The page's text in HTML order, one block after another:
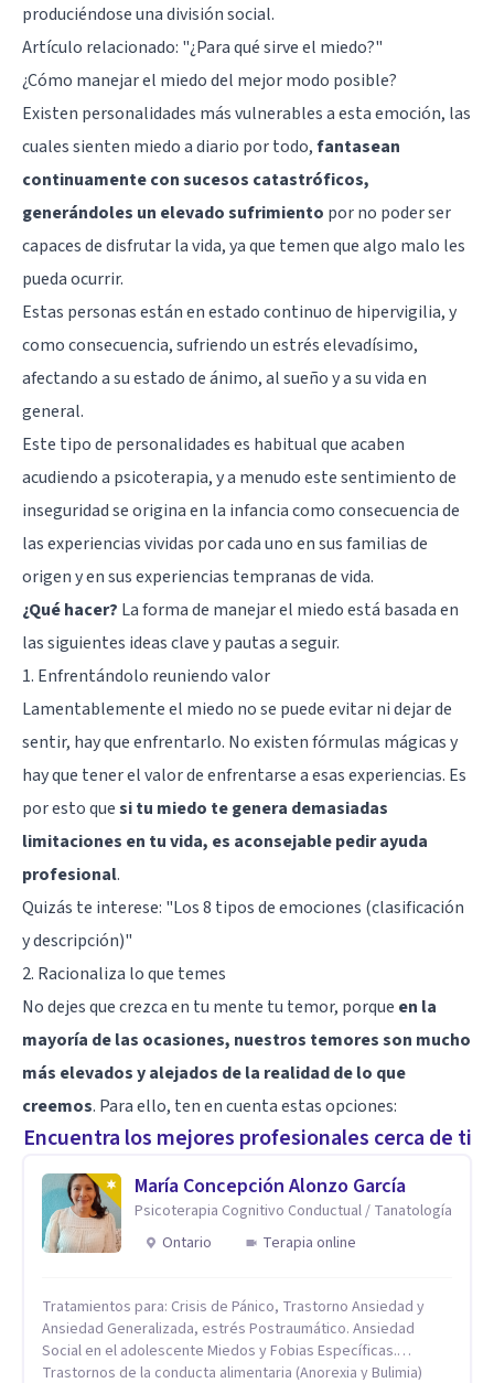
produciéndose una división social.
Artículo relacionado: "¿Para qué sirve el miedo?"
¿Cómo manejar el miedo del mejor modo posible?
Existen personalidades más vulnerables a esta emoción, las
cuales sienten miedo a diario por todo,fantasean
continuamente con sucesos catastróficos,
generándoles un elevado sufrimiento por no poder ser
capaces de disfrutar la vida, ya que temen que algo malo les
pueda ocurrir.
Estas personas están en estado continuo de hipervigilia, y
como consecuencia, sufriendo un estrés elevadísimo,
afectando a su estado de ánimo,al sueñoy a su vida en
general.
Este tipo de personalidades es habitual que acaben
acudiendo a psicoterapia, y a menudo este sentimiento de
inseguridad se origina en la infancia como consecuencia de
las experiencias vividas por cada uno en sus familias de
origen y en sus experiencias tempranas de vida.
¿Qué hacer? La forma de manejar el miedo está basada en
las siguientes ideas clave y pautas a seguir.
1. Enfrentándolo reuniendo valor
Lamentablemente el miedo no se puede evitar ni dejar de
sentir, hay que enfrentarlo. No existen fórmulas mágicas y
hay que tener el valor de enfrentarse a esas experiencias. Es
por esto quesi tu miedo te genera demasiadas
limitaciones en tu vida, es aconsejable pedir ayuda
profesional.
Quizás te interese: "Los 8 tipos de emociones (clasificación
y descripción)"
2. Racionaliza lo que temes
No dejes que crezca en tu mente tu temor, porque en la
mayoría de las ocasiones, nuestros temores son mucho
más elevados y alejados de la realidad de lo que
creemos. Para ello, ten en cuenta estas opciones:
Encuentra los mejores profesionales cerca de ti
María Concepción Alonzo García
Psicoterapia Cognitivo Conductual / Tanatología
Ontario
Terapia online
Tratamientos para: Crisis de Pánico, Trastorno Ansiedad y
Ansiedad Generalizada, estrés Postraumático. Ansiedad
Social en el adolescente Miedos y Fobias Específicas.
Trastornos de la conducta alimentaria (Anorexia y Bulimia)